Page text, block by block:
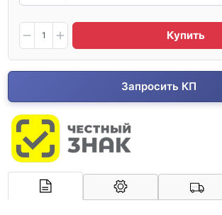
Купить
Запросить КП
Арконт-Мед